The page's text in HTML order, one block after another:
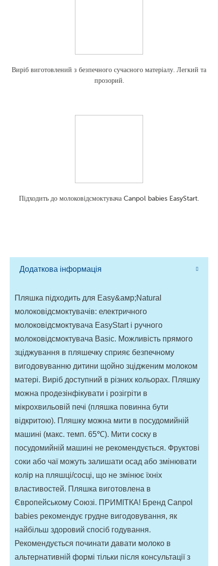
Виріб виготовлений з безпечного сучасного матеріалу. Легкий та
прозорий.
Підходить до молоковідсмоктувача Canpol babies EasyStart.
Додаткова інформація
Пляшка підходить для Easy&aмp;Natural
молоковідсмоктувачів: електричного
молоковідсмоктувача EasyStart і ручного
молоковідсмоктувача Basic. Можливість прямого
зціджування в пляшечку сприяє безпечному
вигодовуванню дитини щойно зцідженим молоком
матері. Виріб доступний в різних кольорах. Пляшку
можна продезінфікувати і розігріти в
мікрохвильовій печі (пляшка повинна бути
відкритою). Пляшку можна мити в посудомийній
машині (макс. темп. 65℃). Мити соску в
посудомийній машині не рекомендується. Фруктові
соки або чаї можуть залишати осад або змінювати
колір на пляшці/сосці, що не змінює їхніх
властивостей. Пляшка виготовлена в
Європейському Союзі. ПРИМІТКА! Бренд Canpol
babies рекомендує грудне вигодовування, як
найбільш здоровий спосіб годування.
Рекомендується починати давати молоко в
альтернативній формі тільки після консультації з